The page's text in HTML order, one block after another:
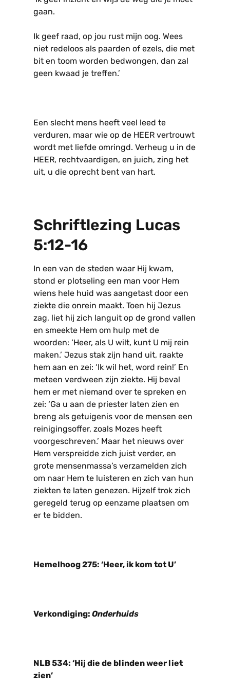
gaan.
Ik geef raad, op jou rust mijn oog. Wees
niet redeloos als paarden of ezels, die met
bit en toom worden bedwongen, dan zal
geen kwaad je treffen.’
Een slecht mens heeft veel leed te
verduren, maar wie op de HEER vertrouwt
wordt met liefde omringd. Verheug u in de
HEER, rechtvaardigen, en juich, zing het
uit, u die oprecht bent van hart.
Schriftlezing Lucas
5:12-16
In een van de steden waar Hij kwam,
stond er plotseling een man voor Hem
wiens hele huid was aangetast door een
ziekte die onrein maakt. Toen hij Jezus
zag, liet hij zich languit op de grond vallen
en smeekte Hem om hulp met de
woorden: ‘Heer, als U wilt, kunt U mij rein
maken.’ Jezus stak zijn hand uit, raakte
hem aan en zei: ‘Ik wil het, word rein!’ En
meteen verdween zijn ziekte. Hij beval
hem er met niemand over te spreken en
zei: ‘Ga u aan de priester laten zien en
breng als getuigenis voor de mensen een
reinigingsoffer, zoals Mozes heeft
voorgeschreven.’ Maar het nieuws over
Hem verspreidde zich juist verder, en
grote mensenmassa’s verzamelden zich
om naar Hem te luisteren en zich van hun
ziekten te laten genezen. Hijzelf trok zich
geregeld terug op eenzame plaatsen om
er te bidden.
Hemelhoog 275: ‘Heer, ik kom tot U’
Verkondiging: Onderhuids
NLB 534: ‘Hij die de blinden weer liet
zien’